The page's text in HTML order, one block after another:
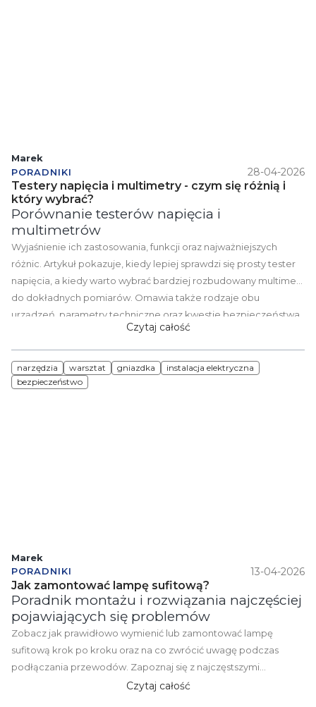
PORADNIKI 28-04-2026
Testery napięcia i multimetry - czym się różnią i
który wybrać?
Porównanie testerów napięcia i
multimetrów
Wyjaśnienie ich zastosowania, funkcji oraz najważniejszych
różnic. Artykuł pokazuje, kiedy lepiej sprawdzi się prosty tester
napięcia, a kiedy warto wybrać bardziej rozbudowany multimetr
do dokładnych pomiarów. Omawia także rodzaje obu
urządzeń, parametry techniczne oraz kwestie bezpieczeństwa
podczas pracy z instalacją elektryczną. To praktyczny poradnik
dla domowych użytkowników, majsterkowiczów i
profesjonalnych elektryków.
Czytaj całość
Marek
narzędzia warsztat gniazdka
instalacja elektryczna
bezpieczeństwo
PORADNIKI 13-04-2026
Jak zamontować lampę sufitową?
Poradnik montażu i rozwiązania najczęściej
pojawiających się problemów
Zobacz jak prawidłowo wymienić lub zamontować lampę
sufitową krok po kroku oraz na co zwrócić uwagę podczas
podłączania przewodów. Zapoznaj się z najczęstszymi
problemami pojawiającymi się podczas montażu, takie jak brak
Czytaj całość
Marek